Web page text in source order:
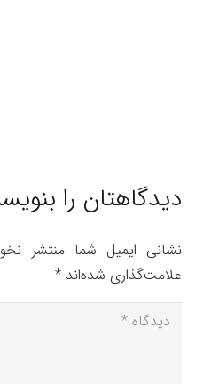
دیدگاهتان را
نشانی ایمیل شما منتشر
علامت‌گذاری شده‌اند *